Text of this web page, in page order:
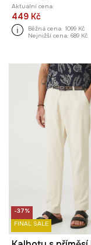
Aktuální cena:
449 Kč
Běžná cena: 1099 Kč
Nejnižší cena: 689 Kč
-37%
FINAL SALE